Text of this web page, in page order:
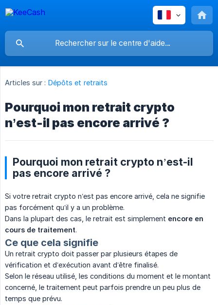
Articles sur : Dépôts et retraits
Pourquoi mon retrait crypto
n’est-il pas encore arrivé ?
Pourquoi mon retrait crypto n’est-il
pas encore arrivé ?
Si votre retrait crypto n’est pas encore arrivé, cela ne signifie
pas forcément qu’il y a un problème.
Dans la plupart des cas, le retrait est simplement encore en
cours de traitement.
Ce que cela signifie
Un retrait crypto doit passer par plusieurs étapes de
vérification et d’exécution avant d’être finalisé.
Selon le réseau utilisé, les conditions du moment et le montant
concerné, le traitement peut parfois prendre un peu plus de
temps que prévu.